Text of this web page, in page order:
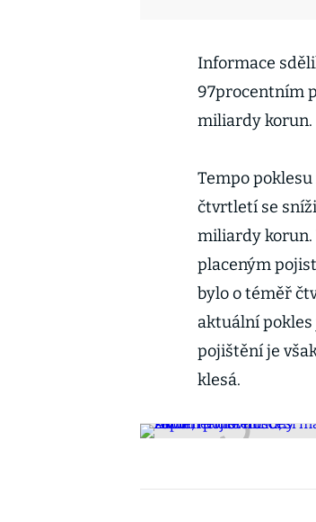
Informace
97procentním
miliardy korun.
Tempo
čtvrtletí se
miliardy korun.
placeným
bylo o téměř
aktuální
pojištění je
klesá.